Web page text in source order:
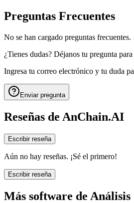
Preguntas Frecuentes
No se han cargado preguntas frecuentes.
¿Tienes dudas? Déjanos tu pregunta para
Ingresa tu correo electrónico y tu duda
Enviar pregunta
Reseñas de AnChain.AI
Escribir reseña
Aún no hay reseñas. ¡Sé el primero!
Escribir reseña
Más software de Análisis